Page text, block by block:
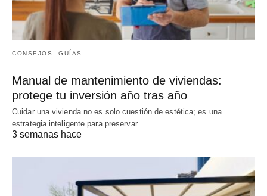
CONSEJOS GUÍAS
Manual de mantenimiento de viviendas:
protege tu inversión año tras año
Cuidar una vivienda no es solo cuestión de estética; es una
estrategia inteligente para preservar…
3 semanas hace